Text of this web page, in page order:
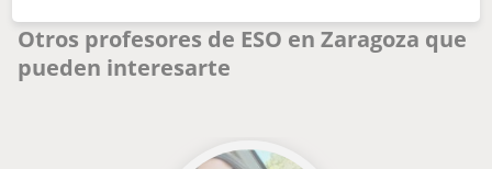
Otros profesores de ESO en Zaragoza que
pueden interesarte